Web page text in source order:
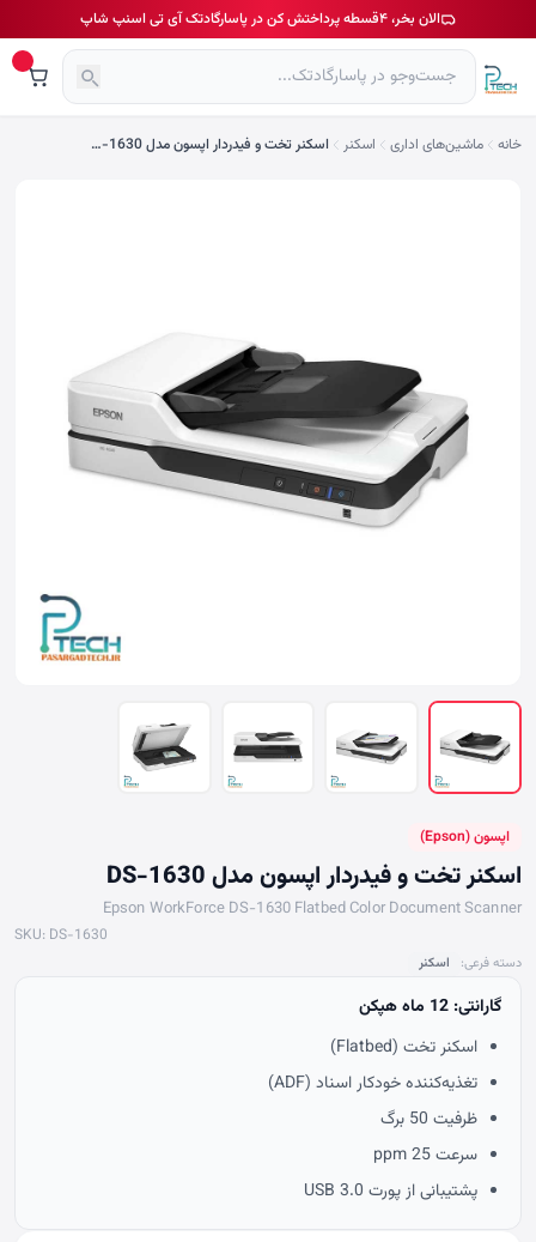
الان بخر، ۴قسطه پرداختش کن در پاسارگادتک آی تی اسنپ شاپ
خانه ماشین‌های اداری اسکنر اسکنر تخت و فیدردار اپسون مدل DS-1630
اپسون (Epson)
اسکنر تخت و فیدردار اپسون مدل DS-1630
Epson WorkForce DS-1630 Flatbed Color Document Scanner
SKU: DS-1630
دسته فرعی: اسکنر
گارانتی: 12 ماه هپکن
اسکنر تخت (Flatbed)
تغذیه‌کننده خودکار اسناد (ADF)
ظرفیت 50 برگ
سرعت 25 ppm
پشتیبانی از پورت USB 3.0